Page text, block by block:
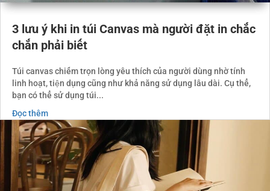
3 lưu ý khi in túi Canvas mà người đặt in chắc
chắn phải biết
Túi canvas chiếm trọn lòng yêu thích của người dùng nhờ tính
linh hoạt, tiện dụng cũng như khả năng sử dụng lâu dài. Cụ thể,
bạn có thể sử dụng túi...
Đọc thêm